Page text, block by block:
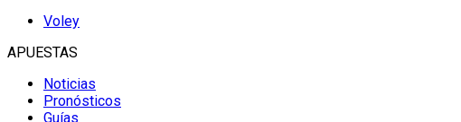
Voley
APUESTAS
Noticias
Pronósticos
Guías